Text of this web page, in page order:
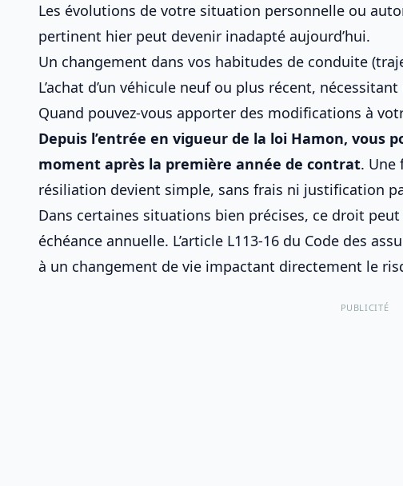
Les évolutions de votre situation personnelle ou
pertinent hier peut devenir inadapté aujourd’hui.
Un changement dans vos habitudes de conduite
L’achat d’un véhicule neuf ou plus récent, nécessitant
Quand pouvez-vous apporter des modifications à
Depuis l’entrée en vigueur de la loi Hamon, vous
moment après la première année de contrat. Une
résiliation devient simple, sans frais ni justification
Dans certaines situations bien précises, ce droit
échéance annuelle. L’article L113-16 du Code des
à un changement de vie impactant directement le
PUBLICITÉ